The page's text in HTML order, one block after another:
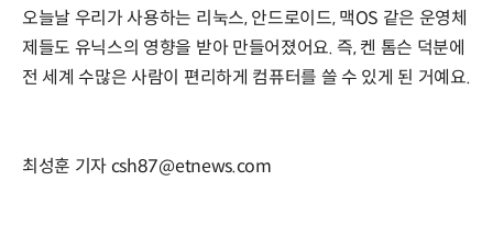
오늘날 우리가 사용하는 리눅스, 안드로이드, 맥OS 같은 운영체
제들도 유닉스의 영향을 받아 만들어졌어요. 즉, 켄 톰슨 덕분에
전 세계 수많은 사람이 편리하게 컴퓨터를 쓸 수 있게 된 거예요.
최성훈 기자 csh87@etnews.com